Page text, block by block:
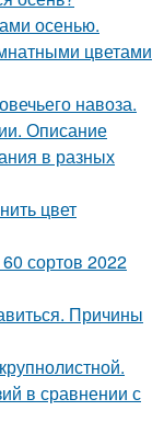
осенью.
цветами
навоза.
Описание
в разных
цвет
сортов 2022
Причины
в сравнении с